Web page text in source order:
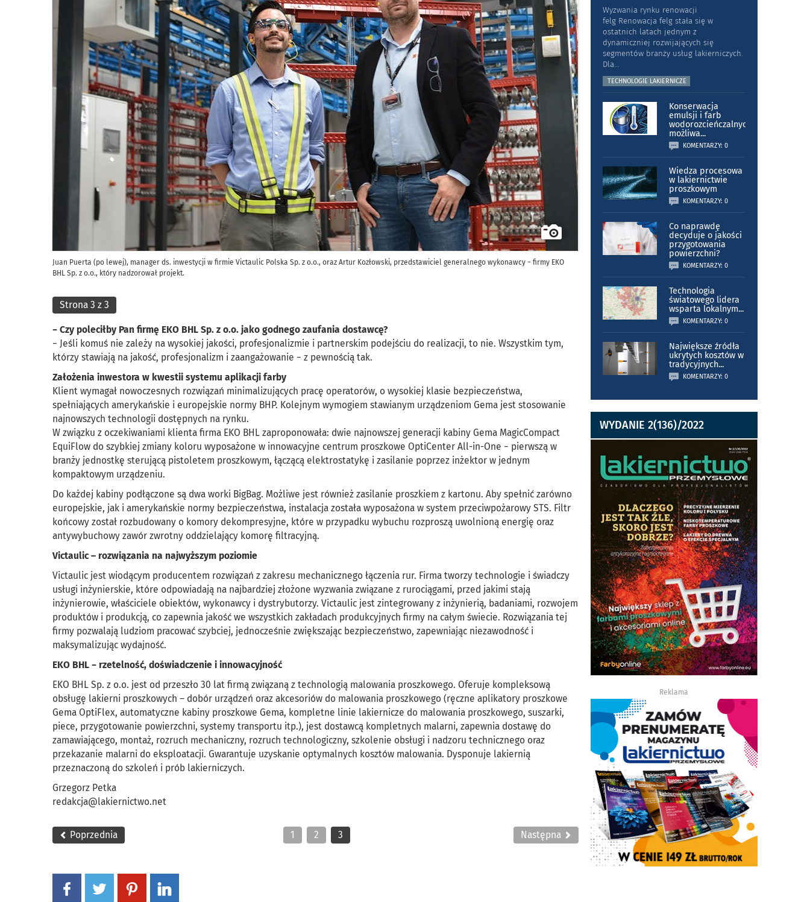
Juan Puerta (po lewej), manager ds. inwestycji w firmie Victaulic Polska Sp. z o.o., oraz Artur Kozłowski, przedstawiciel generalnego wykonawcy − firmy EKO
BHL Sp. z o.o., który nadzorował projekt.
Strona 3 z 3
− Czy poleciłby Pan firmę EKO BHL Sp. z o.o. jako godnego zaufania dostawcę?
− Jeśli komuś nie zależy na wysokiej jakości, profesjonalizmie i partnerskim podejściu do realizacji, to nie. Wszystkim tym,
którzy stawiają na jakość, profesjonalizm i zaangażowanie − z pewnością tak.
Założenia inwestora w kwestii systemu aplikacji farby
Klient wymagał nowoczesnych rozwiązań minimalizujących pracę operatorów, o wysokiej klasie bezpieczeństwa,
spełniających amerykańskie i europejskie normy BHP. Kolejnym wymogiem stawianym urządzeniom Gema jest stosowanie
najnowszych technologii dostępnych na rynku.
W związku z oczekiwaniami klienta firma EKO BHL zaproponowała: dwie najnowszej generacji kabiny Gema MagicCompact
EquiFlow do szybkiej zmiany koloru wyposażone w innowacyjne centrum proszkowe OptiCenter All-in-One − pierwszą w
branży jednostkę sterującą pistoletem proszkowym, łączącą elektrostatykę i zasilanie poprzez inżektor w jednym
kompaktowym urządzeniu.
Do każdej kabiny podłączone są dwa worki BigBag. Możliwe jest również zasilanie proszkiem z kartonu. Aby spełnić zarówno
europejskie, jak i amerykańskie normy bezpieczeństwa, instalacja została wyposażona w system przeciwpożarowy STS. Filtr
końcowy został rozbudowany o komory dekompresyjne, które w przypadku wybuchu rozproszą uwolnioną energię oraz
antywybuchowy zawór zwrotny oddzielający komorę filtracyjną.
Victaulic – rozwiązania na najwyższym poziomie
Victaulic jest wiodącym producentem rozwiązań z zakresu mechanicznego łączenia rur. Firma tworzy technologie i świadczy
usługi inżynierskie, które odpowiadają na najbardziej złożone wyzwania związane z rurociągami, przed jakimi stają
inżynierowie, właściciele obiektów, wykonawcy i dystrybutorzy. Victaulic jest zintegrowany z inżynierią, badaniami, rozwojem
produktów i produkcją, co zapewnia jakość we wszystkich zakładach produkcyjnych firmy na całym świecie. Rozwiązania tej
firmy pozwalają ludziom pracować szybciej, jednocześnie zwiększając bezpieczeństwo, zapewniając niezawodność i
maksymalizując wydajność.
EKO BHL − rzetelność, doświadczenie i innowacyjność
EKO BHL Sp. z o.o. jest od przeszło 30 lat firmą związaną z technologią malowania proszkowego. Oferuje kompleksową
obsługę lakierni proszkowych – dobór urządzeń oraz akcesoriów do malowania proszkowego (ręczne aplikatory proszkowe
Gema OptiFlex, automatyczne kabiny proszkowe Gema, kompletne linie lakiernicze do malowania proszkowego, suszarki,
piece, przygotowanie powierzchni, systemy transportu itp.), jest dostawcą kompletnych malarni, zapewnia dostawę do
zamawiającego, montaż, rozruch mechaniczny, rozruch technologiczny, szkolenie obsługi i nadzoru technicznego oraz
przekazanie malarni do eksploatacji. Gwarantuje uzyskanie optymalnych kosztów malowania. Dysponuje lakiernią
przeznaczoną do szkoleń i prób lakierniczych.
Grzegorz Petka
redakcja@lakiernictwo.net
Poprzednia 1 2 3 Następna
Wyzwania rynku renowacji
felg Renowacja felg stała się w
ostatnich latach jednym z
dynamiczniej rozwijających się
segmentów branży usług lakierniczych.
Dla...
TECHNOLOGIE LAKIERNICZE
Konserwacja
emulsji i farb
wodorozcieńczalnych
możliwa...
KOMENTARZY: 0
Wiedza procesowa
w lakiernictwie
proszkowym
KOMENTARZY: 0
Co naprawdę
decyduje o jakości
przygotowania
powierzchni?
KOMENTARZY: 0
Technologia
światowego lidera
wsparta lokalnym...
KOMENTARZY: 0
Największe źródła
ukrytych kosztów w
tradycyjnych...
KOMENTARZY: 0
WYDANIE 2(136)/2022
Reklama